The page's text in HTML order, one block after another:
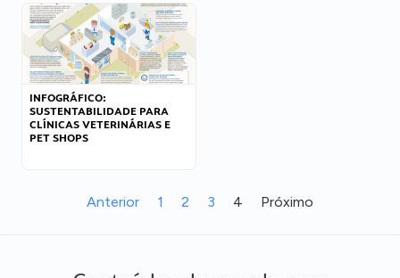
INFOGRÁFICO:
SUSTENTABILIDADE PARA
CLÍNICAS VETERINÁRIAS E
PET SHOPS
Anterior 1 2 3 4 Próximo